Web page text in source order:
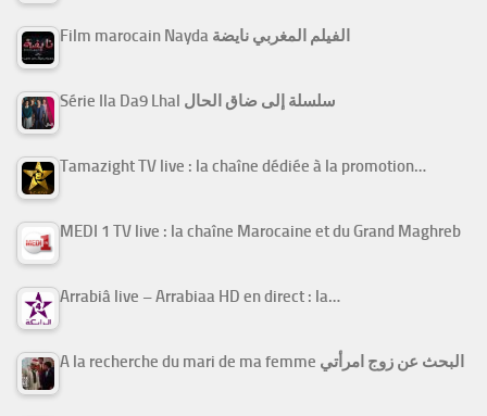
Film marocain Nayda الفيلم المغربي نايضة
Série Ila Da9 Lhal سلسلة إلى ضاق الحال
Tamazight TV live : la chaîne dédiée à la promotion…
MEDI 1 TV live : la chaîne Marocaine et du Grand Maghreb
Arrabiâ live – Arrabiaa HD en direct : la…
A la recherche du mari de ma femme البحث عن زوج امرأتي